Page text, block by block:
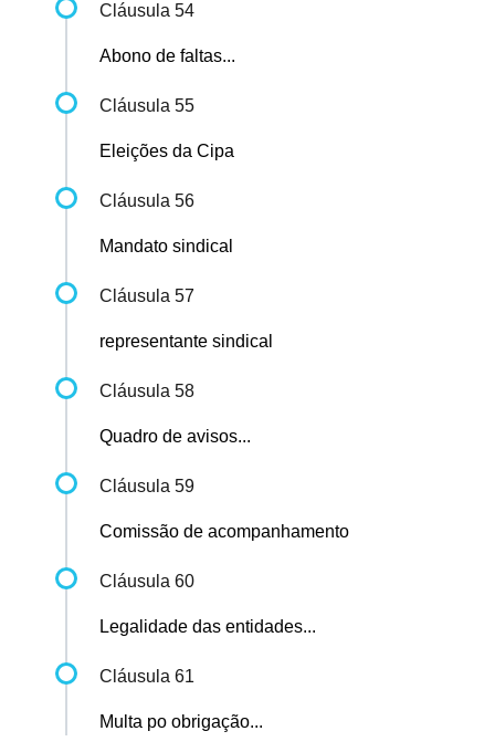
Cláusula 54
Abono de faltas...
Cláusula 55
Eleições da Cipa
Cláusula 56
Mandato sindical
Cláusula 57
representante sindical
Cláusula 58
Quadro de avisos...
Cláusula 59
Comissão de acompanhamento
Cláusula 60
Legalidade das entidades...
Cláusula 61
Multa po obrigação...